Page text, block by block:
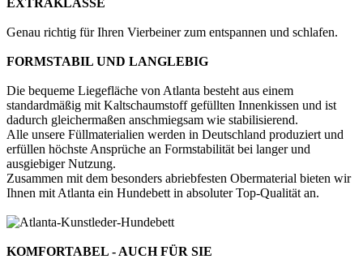
Genau richtig für Ihren Vierbeiner zum entspannen und schlafen.
FORMSTABIL UND LANGLEBIG
Die bequeme Liegefläche von Atlanta besteht aus einem
standardmäßig mit Kaltschaumstoff gefüllten Innenkissen und ist
dadurch gleichermaßen anschmiegsam wie stabilisierend.
Alle unsere Füllmaterialien werden in Deutschland produziert und
erfüllen höchste Ansprüche an Formstabilität bei langer und
ausgiebiger Nutzung.
Zusammen mit dem besonders abriebfesten Obermaterial bieten wir
Ihnen mit Atlanta ein Hundebett in absoluter Top-Qualität an.
KOMFORTABEL - AUCH FÜR SIE